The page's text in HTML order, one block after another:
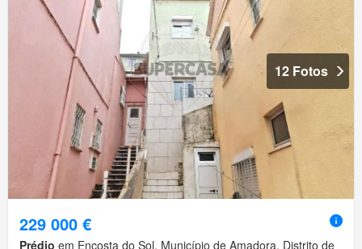
12 Fotos
229 000 €
Prédio em Encosta do Sol, Município de Amadora, Distrito de